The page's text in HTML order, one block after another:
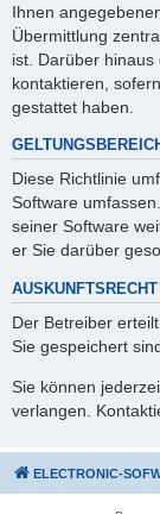
Ihnen
Übermittlung
ist. Darüber
kontaktieren,
gestattet haben.
Diese Richtlinie
Software
seiner Software
er Sie darüber
AUSKUNFTSRECHT
Der Betreiber
Sie gespeichert
Sie können
verlangen.
ELECTRONIC-